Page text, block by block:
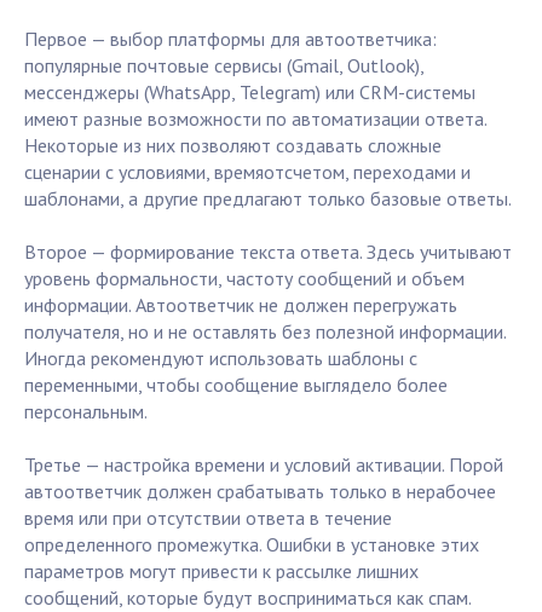
Первое — выбор платформы для автоответчика:
популярные почтовые сервисы (Gmail, Outlook),
мессенджеры (WhatsApp, Telegram) или CRM-системы
имеют разные возможности по автоматизации ответа.
Некоторые из них позволяют создавать сложные
сценарии с условиями, времяотсчетом, переходами и
шаблонами, а другие предлагают только базовые ответы.
Второе — формирование текста ответа. Здесь учитывают
уровень формальности, частоту сообщений и объем
информации. Автоответчик не должен перегружать
получателя, но и не оставлять без полезной информации.
Иногда рекомендуют использовать шаблоны с
переменными, чтобы сообщение выглядело более
персональным.
Третье — настройка времени и условий активации. Порой
автоответчик должен срабатывать только в нерабочее
время или при отсутствии ответа в течение
определенного промежутка. Ошибки в установке этих
параметров могут привести к рассылке лишних
сообщений, которые будут восприниматься как спам.